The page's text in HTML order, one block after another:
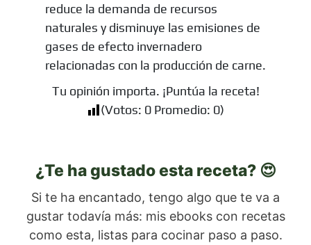
reduce la demanda de recursos
naturales y disminuye las emisiones de
gases de efecto invernadero
relacionadas con la producción de carne.
Tu opinión importa. ¡Puntúa la receta!
(Votos: 0 Promedio: 0)
¿Te ha gustado esta receta? 😍
Si te ha encantado, tengo algo que te va a
gustar todavía más: mis ebooks con recetas
como esta, listas para cocinar paso a paso.